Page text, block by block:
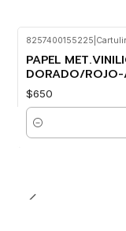
8257400155225
PAPEL
DORADO/
$650
Cantidad